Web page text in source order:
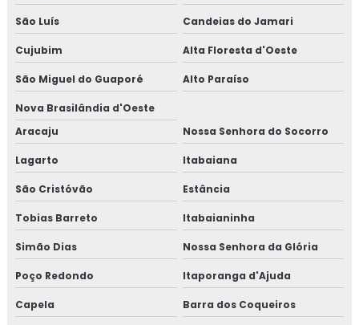
São Luís Candeias do Jamari
Cujubim Alta Floresta d'Oeste
São Miguel do Guaporé Alto Paraíso
Nova Brasilândia d'Oeste
Aracaju
Nossa Senhora do Socorro
Lagarto Itabaiana
São Cristóvão Estância
Tobias Barreto Itabaianinha
Simão Dias Nossa Senhora da Glória
Poço Redondo Itaporanga d'Ajuda
Capela Barra dos Coqueiros